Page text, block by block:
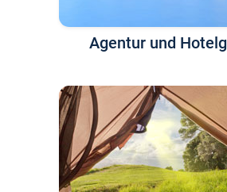
Agentur und